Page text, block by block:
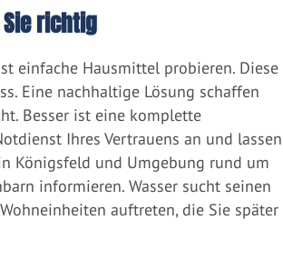
Sie richtig
einfache Hausmittel probieren. Diese
Eine nachhaltige Lösung schaffen
Besser ist eine komplette
Ihres Vertrauens an und lassen
Königsfeld und Umgebung rund um
informieren. Wasser sucht seinen
auftreten, die Sie später